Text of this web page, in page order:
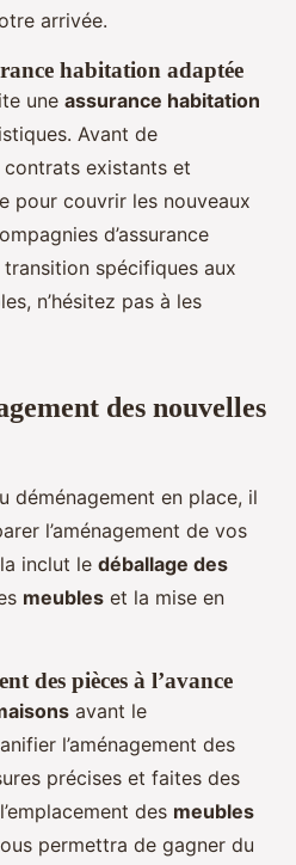
arrivée.
habitation adaptée
une assurance habitation
Avant de
existants et
pour couvrir les nouveaux
d’assurance
spécifiques aux
n’hésitez pas à les
des nouvelles
déménagement en place, il
l’aménagement de vos
inclut le déballage des
meubles et la mise en
des pièces à l’avance
avant le
l’aménagement des
précises et faites des
des meubles
permettra de gagner du